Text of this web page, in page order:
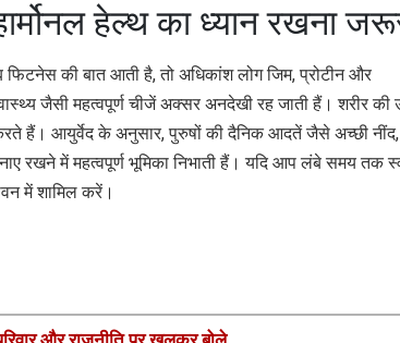
हेल्थ का ध्यान रखना
फिटनेस की बात आती है, तो अधिकांश लोग जिम, प्रोटीन और
जैसी महत्वपूर्ण चीजें अक्सर अनदेखी रह जाती हैं। शरीर की
करते हैं। आयुर्वेद के अनुसार, पुरुषों की दैनिक आदतें जैसे अच्छी नींद,
रखने में महत्वपूर्ण भूमिका निभाती हैं। यदि आप लंबे समय तक
में शामिल करें।